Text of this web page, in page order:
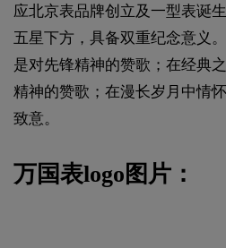
应北京表品牌创立及一型表诞
五星下方，具备双重纪念意义
是对先锋精神的赞歌；在经典
精神的赞歌；在漫长岁月中情
致意。
万国表logo图片：